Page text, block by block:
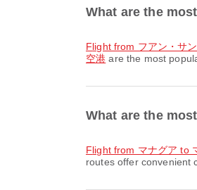
What are the
flight from フアン・サ
空港 are the most
What are the
flight from マナグア to
routes offer convenient